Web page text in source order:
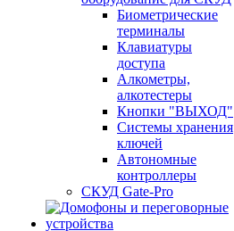
Биометрические
терминалы
Клавиатуры
доступа
Алкометры,
алкотестеры
Кнопки "ВЫХОД"
Системы хранения
ключей
Автономные
контроллеры
СКУД Gate-Pro